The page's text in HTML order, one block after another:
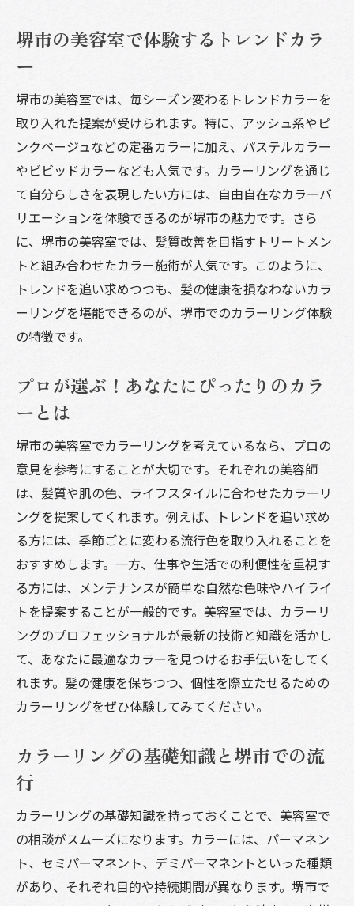
堺市の美容室でトレンドを先取りしよう
美容室でのカラーリング堺市で自分に合った色
を見つける方法
パーソナルカラー診断で最適な色を
堺市で受けるカラーリングのアドバイス
トレンドと個性を両立させるカラー選び
プロの技術で実現する色持ちの良いヘアカ
ラー
美容室での相談から始める理想のカラー探
し
髪質を考慮したカラーリングの選択
グ
カラー
自分だけのスタイルを叶える技術
堺市の人気サロンで差をつけるカラーリン
グ
日常に彩りをプラスするカラーの提案
ライフスタイルに合わせたカラー選び
美容室でのカラー選び堺市でのトレンドを抑え
たスタイル
堺市で話題のカラーリングトレンド
プロが教えるトレンドカラーの選び方
堺市のサロンで体験する最新の色彩
堺市で美容室カラーに初挑戦安心のポイントと
は
初めてのカラーリングで失敗しないために
堺市の美容室で体験するトレンドカラ
ー
堺市の美容室では、毎シーズン変わるトレンドカラーを
取り入れた提案が受けられます。特に、アッシュ系やピ
ンクベージュなどの定番カラーに加え、パステルカラー
やビビッドカラーなども人気です。カラーリングを通じ
て自分らしさを表現したい方には、自由自在なカラーバ
リエーションを体験できるのが堺市の魅力です。さら
に、堺市の美容室では、髪質改善を目指すトリートメン
トと組み合わせたカラー施術が人気です。このように、
トレンドを追い求めつつも、髪の健康を損なわないカラ
ーリングを堪能できるのが、堺市でのカラーリング体験
の特徴です。
プロが選ぶ！あなたにぴったりのカラ
ーとは
堺市の美容室でカラーリングを考えているなら、プロの
意見を参考にすることが大切です。それぞれの美容師
は、髪質や肌の色、ライフスタイルに合わせたカラーリ
ングを提案してくれます。例えば、トレンドを追い求め
る方には、季節ごとに変わる流行色を取り入れることを
おすすめします。一方、仕事や生活での利便性を重視す
る方には、メンテナンスが簡単な自然な色味やハイライ
トを提案することが一般的です。美容室では、カラーリ
ングのプロフェッショナルが最新の技術と知識を活かし
て、あなたに最適なカラーを見つけるお手伝いをしてく
れます。髪の健康を保ちつつ、個性を際立たせるための
カラーリングをぜひ体験してみてください。
カラーリングの基礎知識と堺市での流
行
カラーリングの基礎知識を持っておくことで、美容室で
の相談がスムーズになります。カラーには、パーマネン
ト、セミパーマネント、デミパーマネントといった種類
があり、それぞれ目的や持続期間が異なります。堺市で